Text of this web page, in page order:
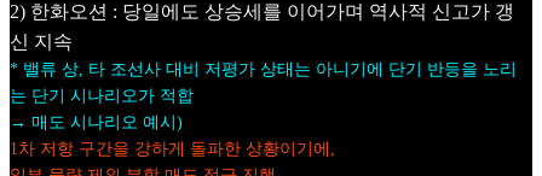
2) 한화오션 : 당일에도 상승세를 이어가며 역사적 신고가 갱
신 지속
* 밸류 상, 타 조선사 대비 저평가 상태는 아니기에 단기 반등을 노리
는 단기 시나리오가 적합
→ 매도 시나리오 예시)
1차 저항 구간을 강하게 돌파한 상황이기에,